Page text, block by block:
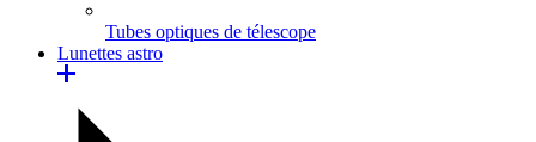
Tubes optiques de télescope
Lunettes astro